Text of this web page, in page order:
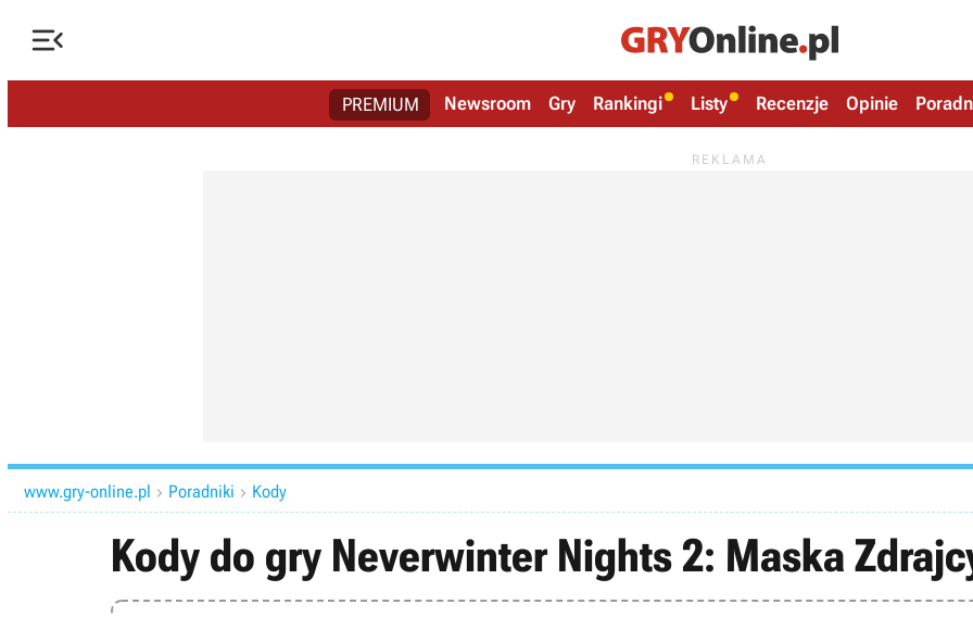

PREMIUM Newsroom Gry Rankingi Listy Recenzje Opinie
www.gry-online.pl  Poradniki  Kody
Kody do gry Neverwinter Nights 2: Maska